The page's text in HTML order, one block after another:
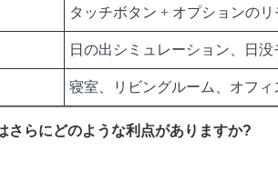
タッチボタン + オプションのリ
日の出シミュレーション、日
寝室、リビングルーム、オフィ
さらにどのような利点がありますか?